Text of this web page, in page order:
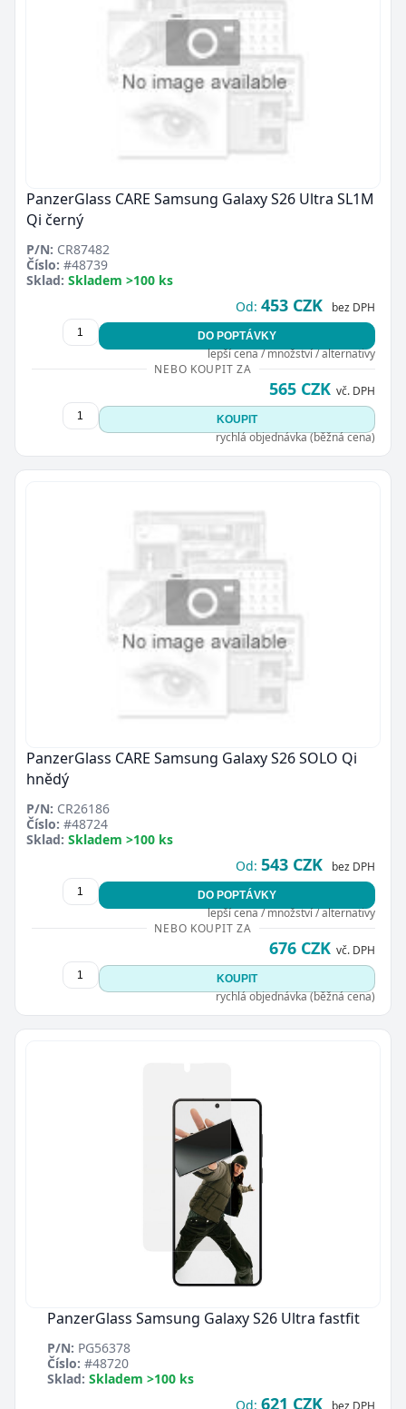
PanzerGlass CARE Samsung Galaxy S26 Ultra SL1M
Qi černý
P/N: CR87482
Číslo: #48739
Sklad: Skladem >100 ks
Od: 453 CZK bez DPH
DO POPTÁVKY
lepší cena / množství / alternativy
NEBO KOUPIT ZA
565 CZK vč. DPH
KOUPIT
rychlá objednávka (běžná cena)
PanzerGlass CARE Samsung Galaxy S26 SOLO Qi
hnědý
P/N: CR26186
Číslo: #48724
Sklad: Skladem >100 ks
Od: 543 CZK bez DPH
DO POPTÁVKY
lepší cena / množství / alternativy
NEBO KOUPIT ZA
676 CZK vč. DPH
KOUPIT
rychlá objednávka (běžná cena)
PanzerGlass Samsung Galaxy S26 Ultra fastfit
P/N: PG56378
Číslo: #48720
Sklad: Skladem >100 ks
Od: 621 CZK bez DPH